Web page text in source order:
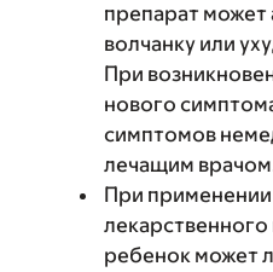
препарат может
волчанку или
При
нового
симптомов
лечащим
При
ребенок может